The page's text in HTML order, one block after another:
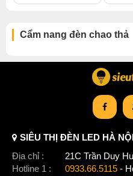
Xem thêm: Đèn chao thả hiện
,Đèn chao thả đèn thả đôi,
Đèn chao thả 1000-2000k,
Cẩm nang đèn chao thả
SIÊU THỊ ĐÈN LED HÀ
Địa chỉ :
21C Trần Duy
Hotline 1 :
0933.66.5115 -